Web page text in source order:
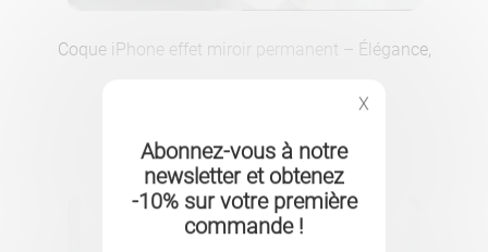
Coque iPhone effet miroir permanent – Élégance,
X
Abonnez-vous à notre
newsletter et obtenez
-10% sur votre première
commande !